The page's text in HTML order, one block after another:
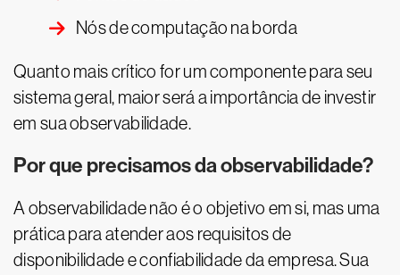
Nós de computação na borda
Quanto mais crítico for um componente para seu
sistema geral, maior será a importância de investir
em sua observabilidade.
Por que precisamos da observabilidade?
A observabilidade não é o objetivo em si, mas uma
prática para atender aos requisitos de
disponibilidade e confiabilidade da empresa. Sua